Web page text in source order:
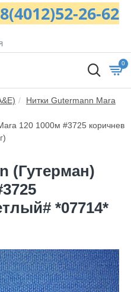
8(4012)52-26-62
0
Нитки Gutermann Mara
120 1000м #3725 коричнев
(Гутерман)
*07714*